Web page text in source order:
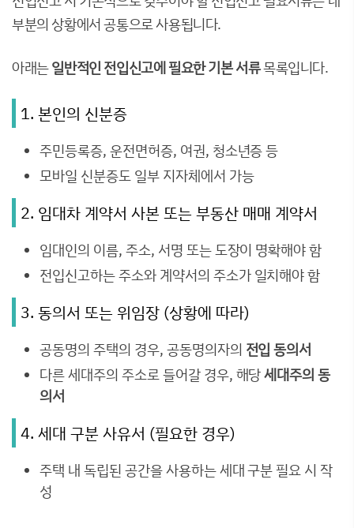
부분의 상황에서 공통으로 사용됩니다.
아래는일반적인 전입신고에 필요한 기본 서류목록입니다.
1. 본인의 신분증
주민등록증, 운전면허증, 여권, 청소년증 등
모바일 신분증도 일부 지자체에서 가능
2. 임대차 계약서 사본 또는 부동산 매매 계약서
임대인의 이름, 주소, 서명 또는 도장이 명확해야 함
전입신고하는 주소와 계약서의 주소가 일치해야 함
3. 동의서 또는 위임장 (상황에 따라)
공동명의 주택의 경우, 공동명의자의 전입 동의서
다른 세대주의 주소로 들어갈 경우, 해당세대주의 동
의서
4. 세대 구분 사유서 (필요한 경우)
주택 내 독립된 공간을 사용하는 세대 구분 필요 시 작
성